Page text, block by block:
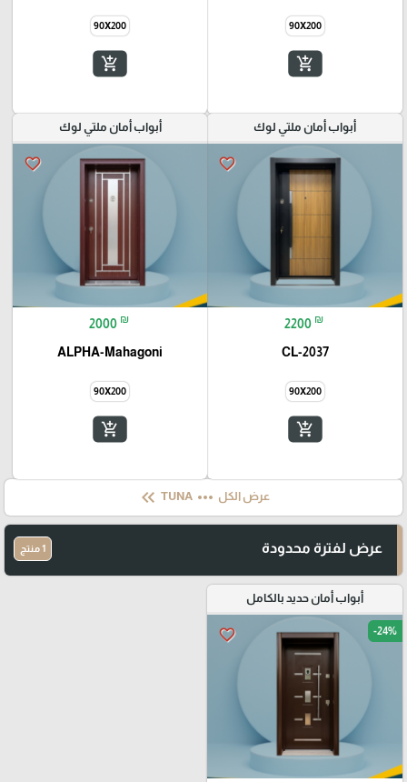
90X200
add_shopping_cart
90X200
add_shopping_cart
أبواب أمان ملتي لوك
favorite_border
2200 ₪
CL-2037
90X200
add_shopping_cart
أبواب أمان ملتي لوك
favorite_border
2000 ₪
ALPHA-Mahagoni
90X200
add_shopping_cart
عرض الكل more_horiz
keyboard_double_arrow_left
عرض لفترة محدودة 1 منتج
أبواب أمان حديد بالكامل
favorite_border -24%